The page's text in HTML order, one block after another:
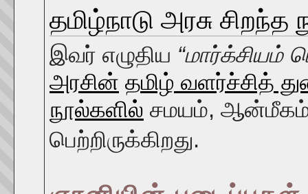
தமிழ்நாடு அரசு சிறந்த
இவர் எழுதிய “மார்க்சியம்
அரசின் தமிழ் வளர்ச்சித்
நூல்களில் சமயம், ஆன்மீகம்,
பெற்றிருக்கிறது.